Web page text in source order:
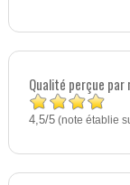
Qualité perçue
4,5/5(note établie